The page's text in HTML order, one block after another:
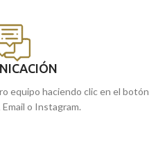
equipo haciendo clic en el botón
o Instagram.